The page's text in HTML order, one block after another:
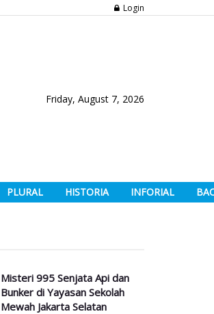
Login
Friday, August 7, 2026
PLURAL HISTORIA INFORIAL
Misteri 995 Senjata Api dan
Bunker di Yayasan Sekolah
Mewah Jakarta Selatan